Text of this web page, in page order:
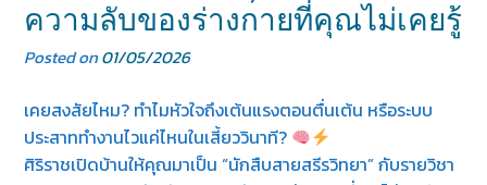
ความลับของร่างกายที่คุณไม่เคยรู้
Posted on01/05/2026
เคยสงสัยไหม? ทำไมหัวใจถึงเต้นแรงตอนตื่นเต้น หรือระบบ
ประสาททำงานไวแค่ไหนในเสี้ยววินาที?
ศิริราชเปิดบ้านให้คุณมาเป็น “นักสืบสายสรีรวิทยา” กับรายวิชา